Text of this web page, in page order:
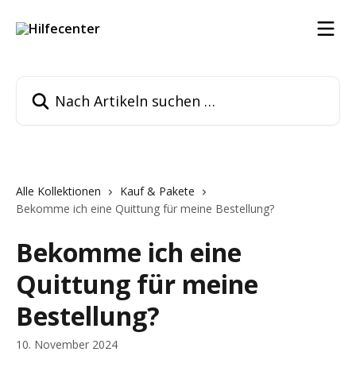
Alle Kollektionen
Kauf & Pakete
Bekomme ich eine Quittung für meine Bestellung?
Bekomme ich eine
Quittung für meine
Bestellung?
10. November 2024